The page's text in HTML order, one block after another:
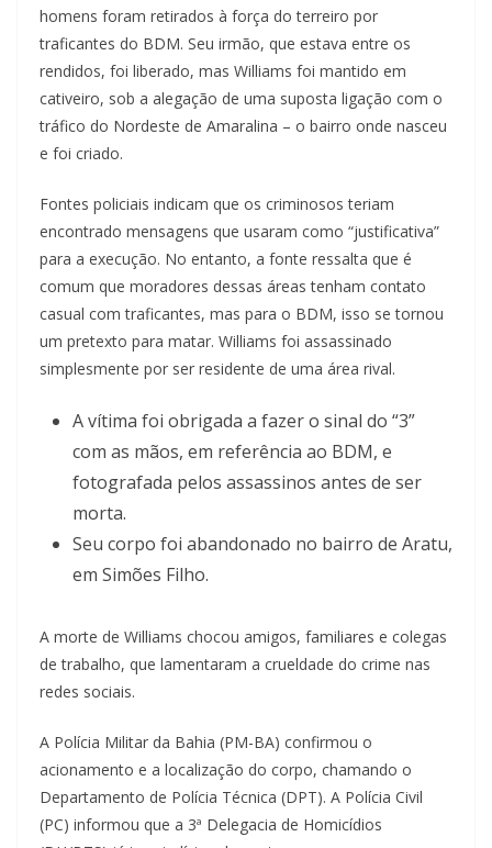
homens foram retirados à força do terreiro por
traficantes do BDM. Seu irmão, que estava entre os
rendidos, foi liberado, mas Williams foi mantido em
cativeiro, sob a alegação de uma suposta ligação com o
tráfico do Nordeste de Amaralina – o bairro onde nasceu
e foi criado.
Fontes policiais indicam que os criminosos teriam
encontrado mensagens que usaram como “justificativa”
para a execução. No entanto, a fonte ressalta que é
comum que moradores dessas áreas tenham contato
casual com traficantes, mas para o BDM, isso se tornou
um pretexto para matar. Williams foi assassinado
simplesmente por ser residente de uma área rival.
A vítima foi obrigada a fazer o sinal do “3”
com as mãos, em referência ao BDM, e
fotografada pelos assassinos antes de ser
morta.
Seu corpo foi abandonado no bairro de Aratu,
em Simões Filho.
A morte de Williams chocou amigos, familiares e colegas
de trabalho, que lamentaram a crueldade do crime nas
redes sociais.
A Polícia Militar da Bahia (PM-BA) confirmou o
acionamento e a localização do corpo, chamando o
Departamento de Polícia Técnica (DPT). A Polícia Civil
(PC) informou que a 3ª Delegacia de Homicídios